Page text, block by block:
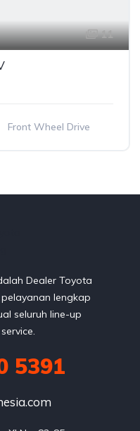
11
Front Wheel Drive
Dealer Toyota
lengkap
seluruh line-up
5391